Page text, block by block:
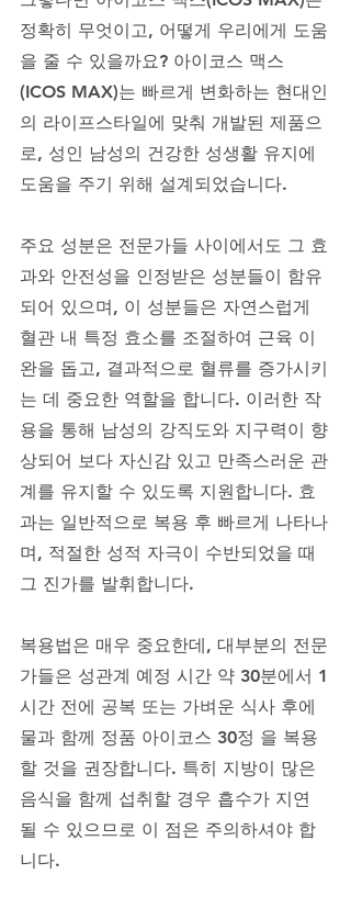
정확히 무엇이고, 어떻게 우리에게 도움
을 줄 수 있을까요? 아이코스 맥스
(ICOS MAX)는 빠르게 변화하는 현대인
의 라이프스타일에 맞춰 개발된 제품으
로, 성인 남성의 건강한 성생활 유지에
도움을 주기 위해 설계되었습니다.
주요 성분은 전문가들 사이에서도 그 효
과와 안전성을 인정받은 성분들이 함유
되어 있으며, 이 성분들은 자연스럽게
혈관 내 특정 효소를 조절하여 근육 이
완을 돕고, 결과적으로 혈류를 증가시키
는 데 중요한 역할을 합니다. 이러한 작
용을 통해 남성의 강직도와 지구력이 향
상되어 보다 자신감 있고 만족스러운 관
계를 유지할 수 있도록 지원합니다. 효
과는 일반적으로 복용 후 빠르게 나타나
며, 적절한 성적 자극이 수반되었을 때
그 진가를 발휘합니다.
복용법은 매우 중요한데, 대부분의 전문
가들은 성관계 예정 시간 약 30분에서 1
시간 전에 공복 또는 가벼운 식사 후에
물과 함께 정품 아이코스 30정 을 복용
할 것을 권장합니다. 특히 지방이 많은
음식을 함께 섭취할 경우 흡수가 지연
될 수 있으므로 이 점은 주의하셔야 합
니다.